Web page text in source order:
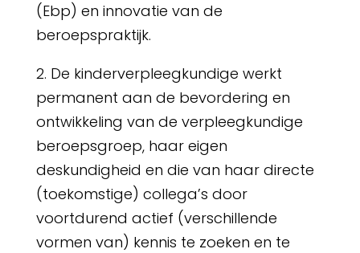
(Ebp) en innovatie van de
beroepspraktijk.
2. De kinderverpleegkundige werkt
permanent aan de bevordering en
ontwikkeling van de verpleegkundige
beroepsgroep, haar eigen
deskundigheid en die van haar directe
(toekomstige) collega’s door
voortdurend actief (verschillende
vormen van) kennis te zoeken en te